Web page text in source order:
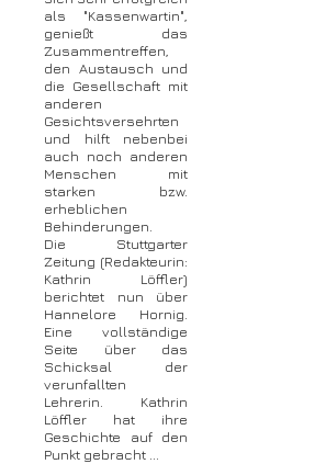
als "Kassenwartin",
genießt das
Zusammentreffen,
den Austausch und
die Gesellschaft mit
anderen
Gesichtsversehrten
und hilft nebenbei
auch noch anderen
Menschen mit
starken bzw.
erheblichen
Behinderungen.
Die Stuttgarter
Zeitung (Redakteurin:
Kathrin Löffler)
berichtet nun über
Hannelore Hornig.
Eine vollständige
Seite über das
Schicksal der
verunfallten
Lehrerin. Kathrin
Löffler hat ihre
Geschichte auf den
Punkt gebracht ...